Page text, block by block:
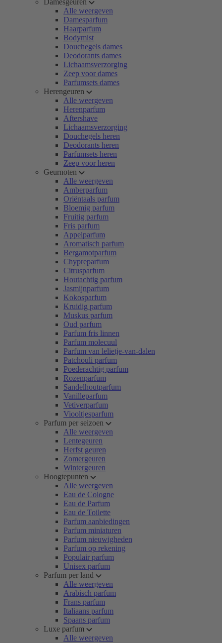
Damesgeuren
Alle weergeven
Damesparfum
Haarparfum
Bodymist
Douchegels dames
Deodorants dames
Lichaamsverzorging
Zeep voor dames
Parfumsets dames
Herengeuren
Alle weergeven
Herenparfum
Aftershave
Lichaamsverzorging
Douchegels heren
Deodorants heren
Parfumsets heren
Zeep voor heren
Geurnoten
Alle weergeven
Amberparfum
Oriëntaals parfum
Bloemig parfum
Fruitig parfum
Fris parfum
Appelparfum
Aromatisch parfum
Bergamotparfum
Chypreparfum
Citrusparfum
Houtachtig parfum
Jasmijnparfum
Kokosparfum
Kruidig parfum
Muskus parfum
Oud parfum
Parfum fris linnen
Parfum molecuul
Parfum van lelietje-van-dalen
Patchouli parfum
Poederachtig parfum
Rozenparfum
Sandelhoutparfum
Vanilleparfum
Vetiverparfum
Viooltjesparfum
Parfum per seizoen
Alle weergeven
Lentegeuren
Herfst geuren
Zomergeuren
Wintergeuren
Hoogtepunten
Alle weergeven
Eau de Cologne
Eau de Parfum
Eau de Toilette
Parfum aanbiedingen
Parfum miniaturen
Parfum nieuwigheden
Parfum op rekening
Populair parfum
Unisex parfum
Parfum per land
Alle weergeven
Arabisch parfum
Frans parfum
Italiaans parfum
Spaans parfum
Luxe parfum
Alle weergeven